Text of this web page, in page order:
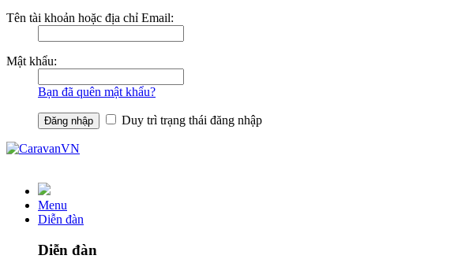
Tên tài khoản hoặc địa chỉ Email:
Mật khẩu:
Bạn đã quên mật khẩu?
Duy trì trạng thái đăng nhập
Menu
Diễn đàn
Diễn đàn